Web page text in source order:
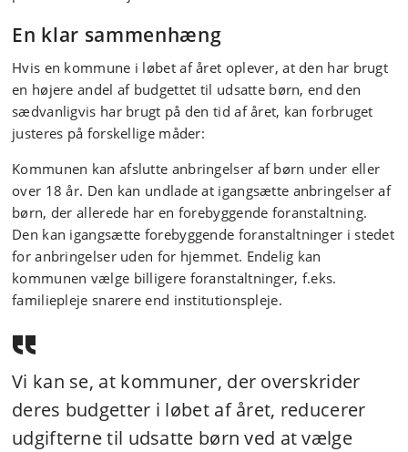
En klar sammenhæng
Hvis en kommune i løbet af året oplever, at den har brugt
en højere andel af budgettet til udsatte børn, end den
sædvanligvis har brugt på den tid af året, kan forbruget
justeres på forskellige måder:
Kommunen kan afslutte anbringelser af børn under eller
over 18 år. Den kan undlade at igangsætte anbringelser af
børn, der allerede har en forebyggende foranstaltning.
Den kan igangsætte forebyggende foranstaltninger i stedet
for anbringelser uden for hjemmet. Endelig kan
kommunen vælge billigere foranstaltninger, f.eks.
familiepleje snarere end institutionspleje.
Vi kan se, at kommuner, der overskrider
deres budgetter i løbet af året, reducerer
udgifterne til udsatte børn ved at vælge